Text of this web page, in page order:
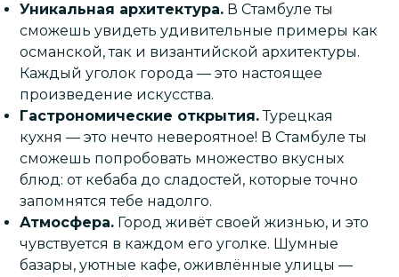
Уникальная архитектура. В Стамбуле ты
сможешь увидеть удивительные примеры как
османской, так и византийской архитектуры.
Каждый уголок города — это настоящее
произведение искусства.
Гастрономические открытия.Турецкая
кухня — это нечто невероятное! В Стамбуле ты
сможешь попробовать множество вкусных
блюд: от кебаба до сладостей, которые точно
запомнятся тебе надолго.
Атмосфера. Город живёт своей жизнью, и это
чувствуется в каждом его уголке. Шумные
базары, уютные кафе, оживлённые улицы —